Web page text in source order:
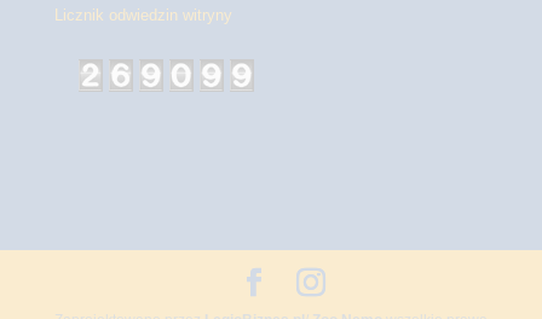
Licznik odwiedzin witryny